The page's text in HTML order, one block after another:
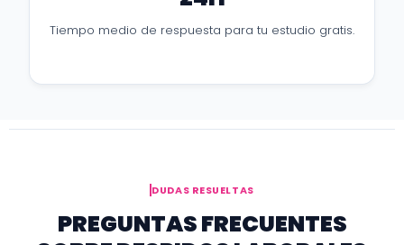
Tiempo medio de respuesta para tu estudio gratis.
DUDAS RESUELTAS
PREGUNTAS FRECUENTES